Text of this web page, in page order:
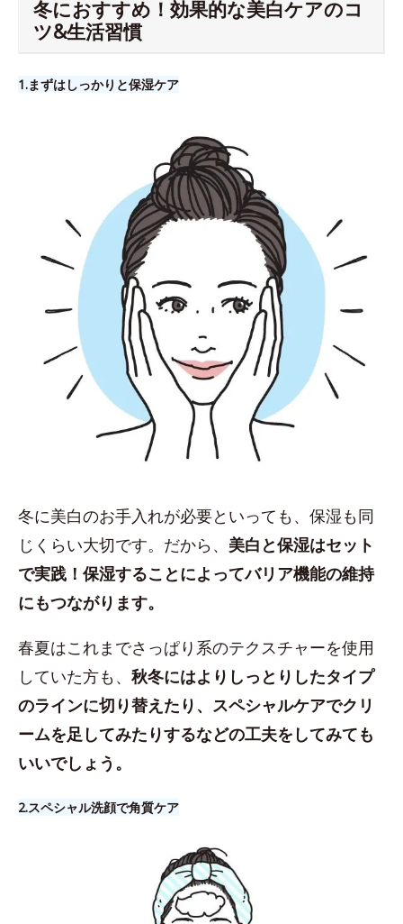
冬におすすめ！効果的な美白ケアのコ
ツ&生活習慣
1.​まずはしっかりと保湿ケア
冬に美白のお手入れが必要といっても、保湿も同
じくらい大切です。だから、 美白と保湿はセット
で実践！保湿することによってバリア機能の維持
にもつながります。
春夏はこれまでさっぱり系のテクスチャーを使用
していた方も、 秋冬にはよりしっとりしたタイプ
のラインに切り替えたり、スペシャルケアでクリ
ームを足してみたりするなどの工夫をしてみても
いいでしょう。
2.​スペシャル洗顔で角質ケア